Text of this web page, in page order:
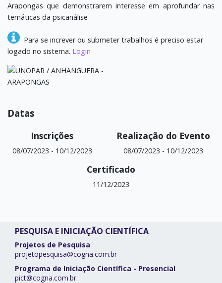
Arapongas que demonstrarem interesse em aprofundar nas
temáticas da psicanálise
Para se increver ou submeter trabalhos é preciso estar
logado no sistema. Login
Datas
Inscrições
08/07/2023 - 10/12/2023
Realização do Evento
08/07/2023 - 10/12/2023
Certificado
11/12/2023
PESQUISA E INICIAÇÃO CIENTÍFICA
Projetos de Pesquisa
projetopesquisa@cogna.com.br
Programa de Iniciação Científica - Presencial
pict@cogna.com.br